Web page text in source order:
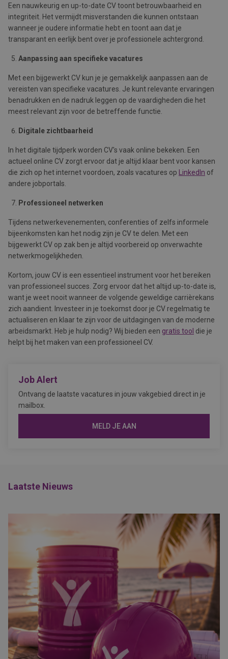
Een nauwkeurig en up-to-date CV toont betrouwbaarheid en
integriteit. Het vermijdt misverstanden die kunnen ontstaan
wanneer je oudere informatie hebt en toont aan dat je
transparant en eerlijk bent over je professionele achtergrond.
Aanpassing aan specifieke vacatures
Met een bijgewerkt CV kun je je gemakkelijk aanpassen aan de
vereisten van specifieke vacatures. Je kunt relevante ervaringen
benadrukken en de nadruk leggen op de vaardigheden die het
meest relevant zijn voor de betreffende functie.
Digitale zichtbaarheid
In het digitale tijdperk worden CV's vaak online bekeken. Een
actueel online CV zorgt ervoor dat je altijd klaar bent voor kansen
die zich op het internet voordoen, zoals vacatures op
LinkedIn of
andere jobportals.
Professioneel netwerken
Tijdens netwerkevenementen, conferenties of zelfs informele
bijeenkomsten kan het nodig zijn je CV te delen. Met een
bijgewerkt CV op zak ben je altijd voorbereid op onverwachte
netwerkmogelijkheden.
Kortom, jouw CV is een essentieel instrument voor het bereiken
van professioneel succes. Zorg ervoor dat het altijd up-to-date is,
want je weet nooit wanneer de volgende geweldige carrièrekans
zich aandient. Investeer in je toekomst door je CV regelmatig te
actualiseren en klaar te zijn voor de uitdagingen van de moderne
arbeidsmarkt. Heb je hulp nodig? Wij bieden een gratis tool die je
helpt bij het maken van een professioneel CV.
Job Alert
Ontvang de laatste vacatures in jouw vakgebied direct in je
mailbox.
MELD JE AAN
Laatste Nieuws